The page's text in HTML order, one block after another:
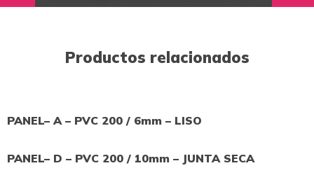
Productos relacionados
PANEL– A – PVC 200 / 6mm – LISO
PANEL– D – PVC 200 / 10mm – JUNTA SECA